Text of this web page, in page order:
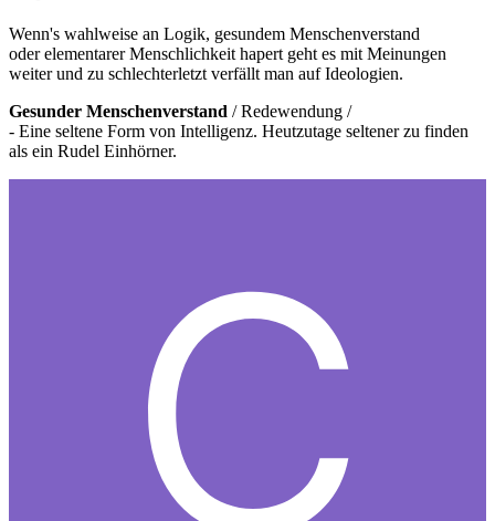
Wenn's wahlweise an Logik, gesundem Menschenverstand
oder elementarer Menschlichkeit hapert geht es mit Meinungen
weiter und zu schlechterletzt verfällt man auf Ideologien.
Gesunder Menschenverstand / Redewendung /
- Eine seltene Form von Intelligenz. Heutzutage seltener zu finden
als ein Rudel Einhörner.